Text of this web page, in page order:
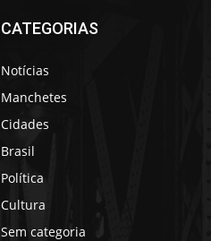
CATEGORIAS
Notícias
Manchetes
Cidades
Brasil
Política
Cultura
Sem categoria